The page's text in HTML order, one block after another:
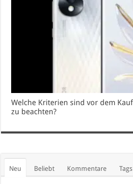
Welche Kriterien sind vor dem
zu beachten?
Neu Beliebt Kommentare Tags